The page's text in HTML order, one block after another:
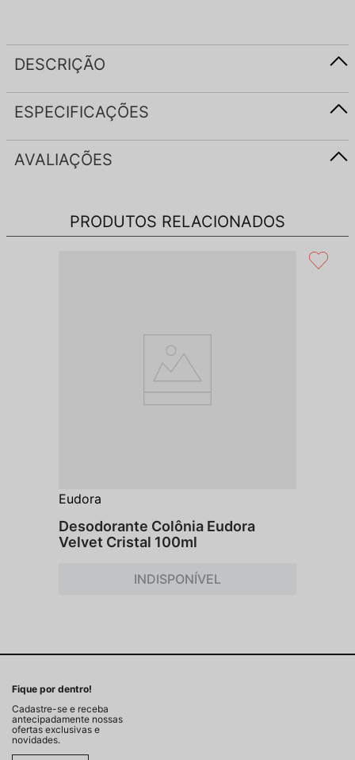
DESCRIÇÃO
ESPECIFICAÇÕES
AVALIAÇÕES
PRODUTOS RELACIONADOS
Eudora
Desodorante Colônia Eudora
Velvet Cristal 100ml
INDISPONÍVEL
Fique por dentro!
Cadastre-se e receba
antecipadamente nossas
ofertas exclusivas e
novidades.